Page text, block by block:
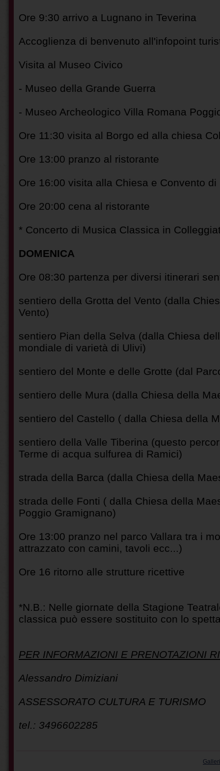
Ore 9:30 arrivo a Lugnano in Teverina
Accoglienza di benvenuto all'infopoint
Visita al Museo Civico
- Museo della Grande Guerra
- Museo Archeologico Villa Romana
Ore 11:30 visita al Borgo ed alla chiesa
Ore 13:00 pranzo al ristorante
Ore 16:00 visita alla Chiesa e Convento
Ore 20:00 cena al ristorante
* Concerto di Musica Classica in
DOMENICA
Ore 08:30 partenza per diversi itinerari
sentiero della Grotta del Vento (dalla
Vento)
sentiero Pian della Selva (dalla Chiesa
mondiale di varietà di Ulivi)
sentiero del Monte e delle Grotte (dal
sentiero delle Mura (dalla Chiesa della
sentiero del Castello ( dalla Chiesa della
sentiero della Valle Tiberina (questo
Terme di acqua sulfurea di Ramici)
strada della Barca (dalla Chiesa della
strada delle Fonti ( dalla Chiesa della
Poggio Gramignano)
Ore 13:00 pranzo nel parco Vallara tra i
attrazzato con camini, tavoli ecc...)
Ore 16 ritorno alle strutture ricettive
*N.B.: Nelle giornate della Stagione
classica può essere sostituito con lo
PER INFORMAZIONI E PRENOTAZIONI
Alessandro Dimiziani
ASSESSORATO CULTURA E TURISMO
tel.: 3496602285